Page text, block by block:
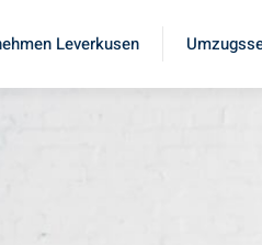
Leverkusen